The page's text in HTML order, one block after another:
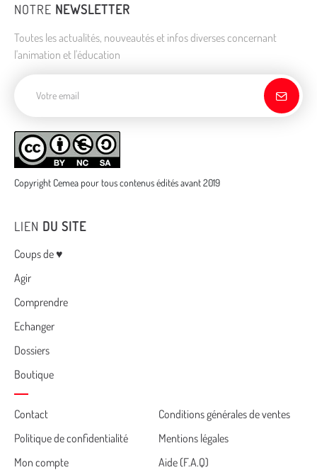
NOTRE NEWSLETTER
Toutes les actualités, nouveautés et infos diverses concernant
l'animation et l'éducation
Copyright Cemea pour tous contenus édités avant 2019
LIEN DU SITE
Menu
Coups de ♥
Agir
Comprendre
Echanger
Dossiers
Boutique
Cemea
footer
Contact
Conditions générales de ventes
Politique de confidentialité
Mentions légales
Mon compte
Aide (F.A.Q)